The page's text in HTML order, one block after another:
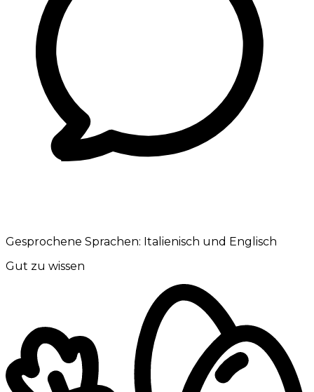
Gesprochene Sprachen: Italienisch und Englisch
Gut zu wissen